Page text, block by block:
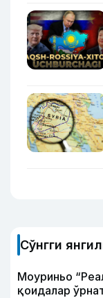
Сўнгги
Моуриньо
қоидалар